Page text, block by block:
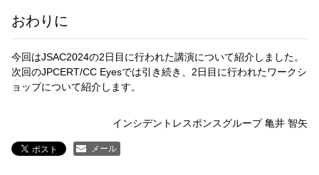
おわりに
今回はJSAC2024の2日目に行われた講演について紹介しました。
次回のJPCERT/CC Eyesでは引き続き、2日目に行われたワークシ
ョップについて紹介します。
インシデントレスポンスグループ 亀井 智矢
メール